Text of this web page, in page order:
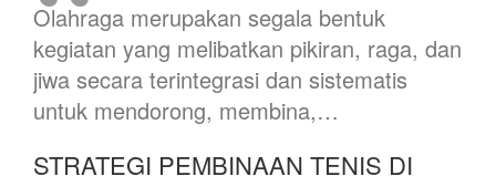
Olahraga merupakan segala bentuk
kegiatan yang melibatkan pikiran, raga, dan
jiwa secara terintegrasi dan sistematis
untuk mendorong, membina,…
STRATEGI PEMBINAAN TENIS DI